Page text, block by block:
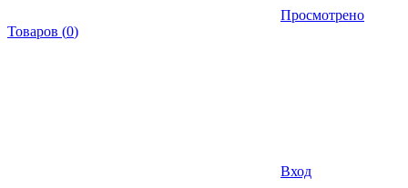
Просмотрено
Товаров (0)
Вход